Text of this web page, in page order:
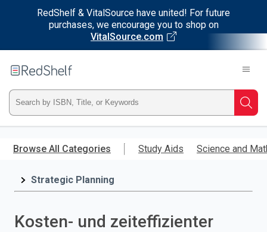
RedShelf & VitalSource have united! For future
purchases, we encourage you to shop on
VitalSource.com
main
RedShelf
Type
ISBN,
Title,
Browse All Categories Study Aids Science and
Strategic Planning
Kosten- und zeiteffizienter